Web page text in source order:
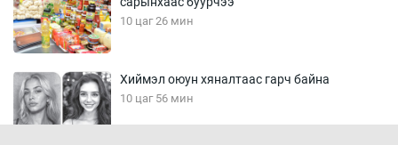
10 цаг 26 мин
Хиймэл оюун хяналтаас гарч байна
10 цаг 56 мин